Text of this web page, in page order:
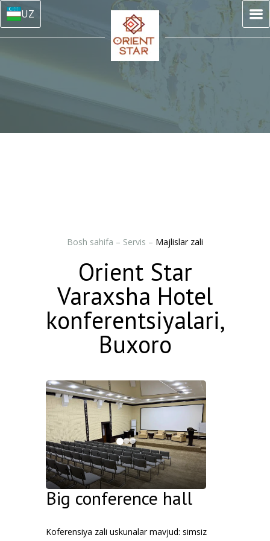
UZ
Bosh sahifa – Servis – Majlislar zali
Orient Star
Varaxsha Hotel
konferentsiyalari,
Buxoro
Big conference hall
Koferensiya zali uskunalar mavjud: simsiz